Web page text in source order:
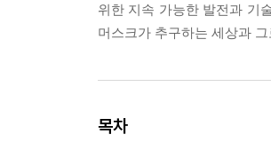
위한 지속 가능한 발전과 기
머스크가 추구하는 세상과
목차